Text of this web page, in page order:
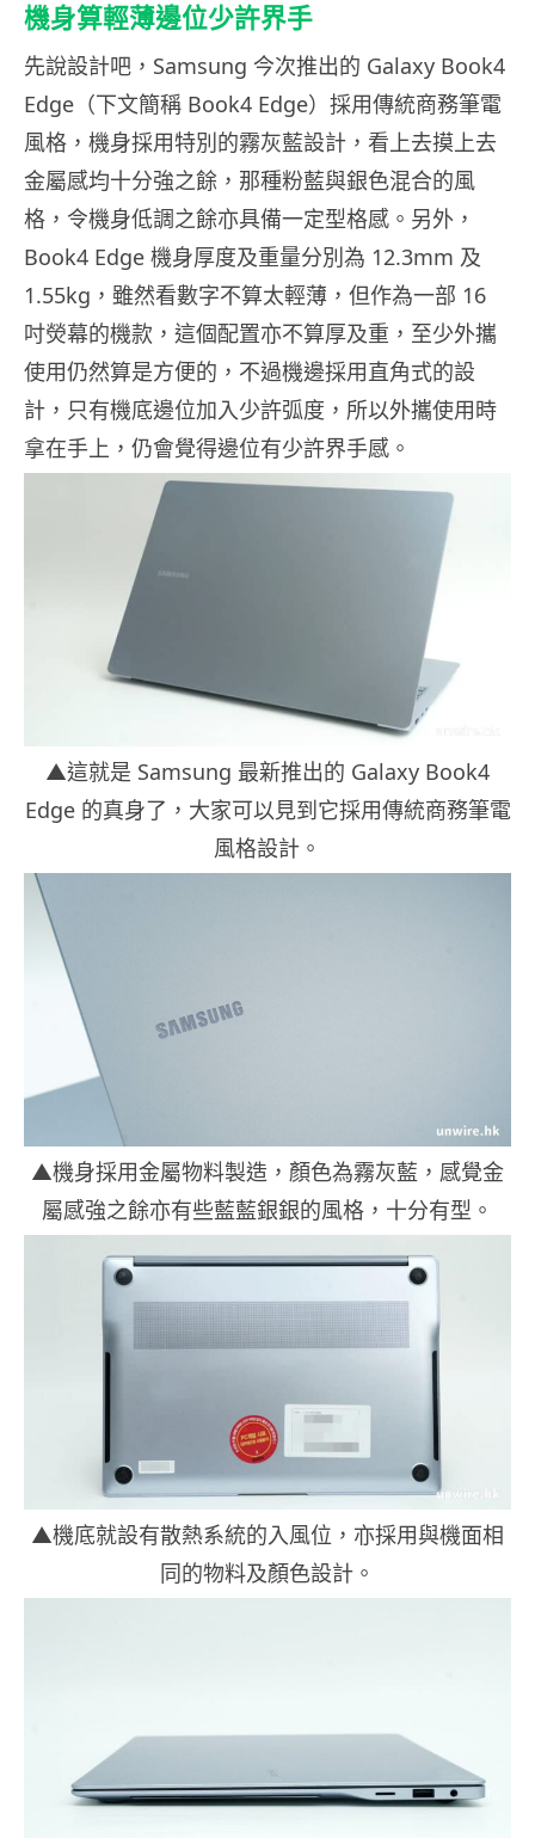
機身算輕薄邊位少許界手
先說設計吧，Samsung 今次推出的 Galaxy Book4
Edge（下文簡稱 Book4 Edge）採用傳統商務筆電
風格，機身採用特別的霧灰藍設計，看上去摸上去
金屬感均十分強之餘，那種粉藍與銀色混合的風
格，令機身低調之餘亦具備一定型格感。另外，
Book4 Edge 機身厚度及重量分別為 12.3mm 及
1.55kg，雖然看數字不算太輕薄，但作為一部 16
吋熒幕的機款，這個配置亦不算厚及重，至少外攜
使用仍然算是方便的，不過機邊採用直角式的設
計，只有機底邊位加入少許弧度，所以外攜使用時
拿在手上，仍會覺得邊位有少許界手感。
▲這就是 Samsung 最新推出的 Galaxy Book4
Edge 的真身了，大家可以見到它採用傳統商務筆電
風格設計。
▲機身採用金屬物料製造，顏色為霧灰藍，感覺金
屬感強之餘亦有些藍藍銀銀的風格，十分有型。
▲機底就設有散熱系統的入風位，亦採用與機面相
同的物料及顏色設計。